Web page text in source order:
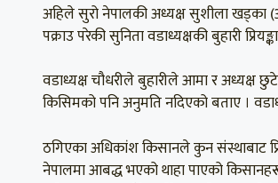
अहिले सुरो नेपालकी अध्यक्ष सुशीला खड्का
पक्राउ परेकी सुनिता वडाध्यक्षकी बुहारी
वडाध्यक्ष चौधरीले बुहारीले आमा र अध्यक्ष
किसिमको पनि अनुमति नदिएको बताए ।
ठगिएका अधिकांश किसानले कुन संस्थाबाट
नेपालमा आबद्ध भएको थाहा पाएको